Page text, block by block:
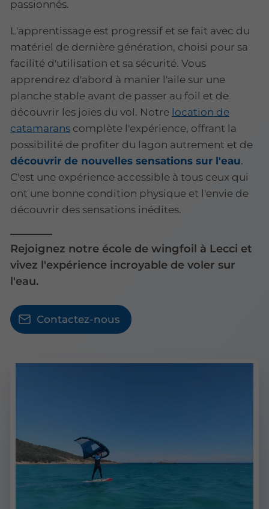
passionnés.
L'apprentissage est progressif et se fait avec du
matériel de dernière génération, choisi pour sa
facilité d'utilisation et sa sécurité. Vous
apprendrez d'abord à manier l'aile sur une
planche stable avant de passer au foil et de
découvrir les joies du vol. Notre location de
catamarans complète l'expérience, offrant la
possibilité de profiter du lagon autrement et de
découvrir de nouvelles sensations sur l'eau.
C'est une expérience accessible à tous ceux qui
ont une bonne condition physique et l'envie de
découvrir des sensations inédites.
Rejoignez notre école de wingfoil à Lecci et
vivez l'expérience incroyable de voler sur
l'eau.
Contactez-nous